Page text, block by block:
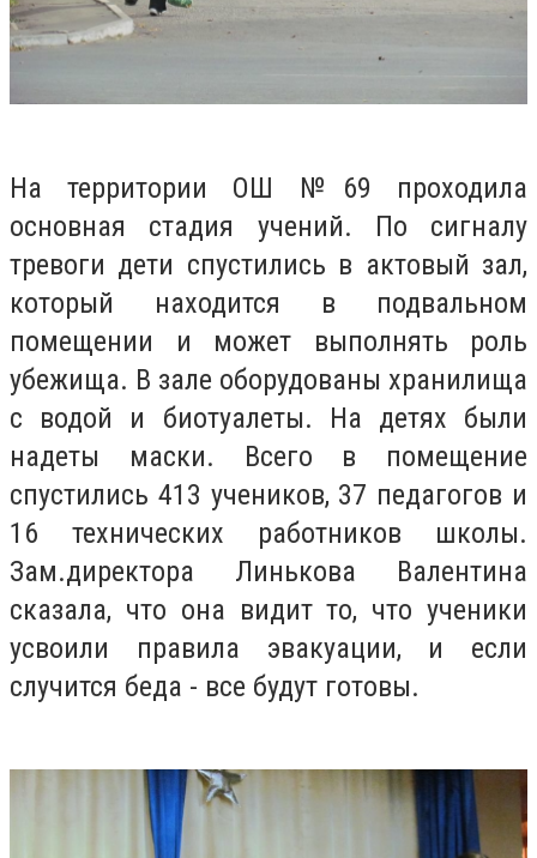
На территории ОШ №69 проходила
основная стадия учений. По сигналу
тревоги дети спустились в актовый зал,
который находится в подвальном
помещении и может выполнять роль
убежища. В зале оборудованы хранилища
с водой и биотуалеты. На детях были
надеты маски. Всего в помещение
спустились 413 учеников, 37 педагогов и
16 технических работников школы.
Зам.директора Линькова Валентина
сказала, что она видит то, что ученики
усвоили правила эвакуации, и если
случится беда - все будут готовы.